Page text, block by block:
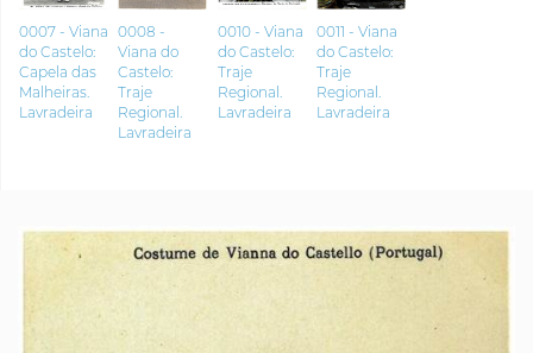
0007 - Viana
do Castelo:
Capela das
Malheiras.
Lavradeira
0008 -
Viana do
Castelo:
Traje
Regional.
Lavradeira
0010 - Viana
do Castelo:
Traje
Regional.
Lavradeira
0011 - Viana
do Castelo:
Traje
Regional.
Lavradeira